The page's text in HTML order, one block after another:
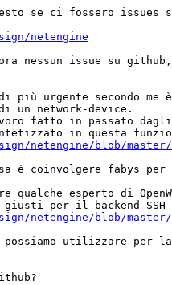
se ci fossero issues
netengine
nessun issue su
più urgente secondo me
di un network-device.
fatto in passato
netengine/blob/master/
è coinvolgere fabys
qualche esperto di
netengine/blob/
utilizzare per